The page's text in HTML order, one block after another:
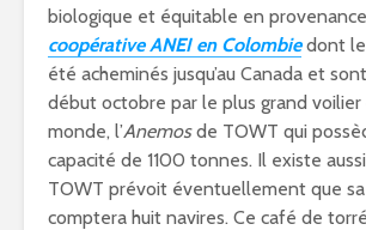
biologique et équitable en
coopérative ANEI en Colombiedont
été acheminés jusqu’au Canada et
début octobre par le plus grand voilier
monde, l’Anemosde TOWT qui
capacité de 1100 tonnes. Il existe aussi
TOWT prévoit éventuellement que
comptera huit navires. Ce café de